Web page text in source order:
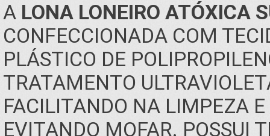
A LONA LONEIRO ATÓXICA
CONFECCIONADA COM
PLÁSTICO DE
TRATAMENTO
FACILITANDO NA LIMPEZA
EVITANDO MOFAR. POSSUI